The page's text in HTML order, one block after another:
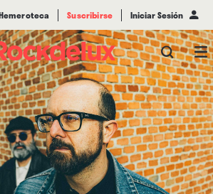
Suscribirse Iniciar Sesión